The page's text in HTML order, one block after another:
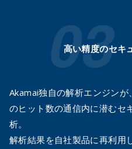
高い精度のセキ
Akamai独自の解析エンジン
のヒット数の通信内に潜むセ
析。
解析結果を自社製品に再利用